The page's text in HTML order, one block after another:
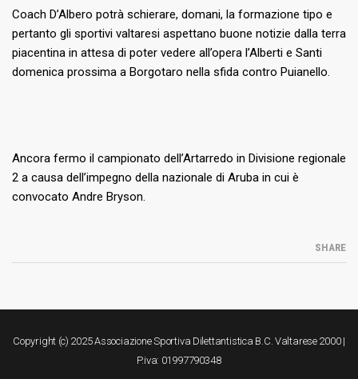
Coach D’Albero potrà schierare, domani, la formazione tipo e
pertanto gli sportivi valtaresi aspettano buone notizie dalla terra
piacentina in attesa di poter vedere all’opera l’Alberti e Santi
domenica prossima a Borgotaro nella sfida contro Puianello.
Ancora fermo il campionato dell’Artarredo in Divisione regionale
2 a causa dell’impegno della nazionale di Aruba in cui è
convocato Andre Bryson.
SHARE
Copyright (c) 2025 Associazione Sportiva Dilettantistica B.C. Valtarese 2000 |
P.iva: 01997790348